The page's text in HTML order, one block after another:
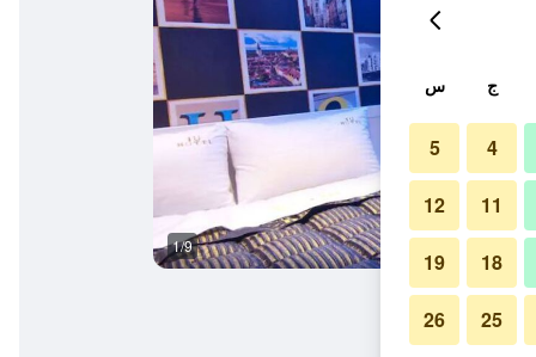
1/9
ج س
4
5
11
12
18
19
25
26